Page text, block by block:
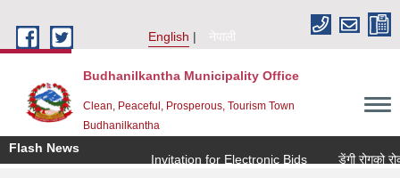
English
नेपाली
Budhanilkantha Municipality Office
Clean, Peaceful, Prosperous, Tourism Town
Budhanilkantha
Flash News
Invitation for Electronic Bids
डेंगी रोगको